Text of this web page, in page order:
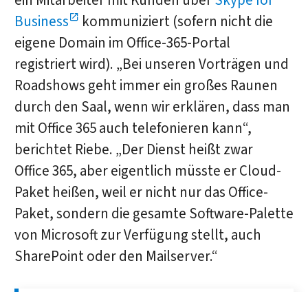
Business
kommuniziert (sofern nicht die
eigene Domain im Office-365-Portal
registriert wird). „Bei unseren Vorträgen und
Roadshows geht immer ein großes Raunen
durch den Saal, wenn wir erklären, dass man
mit Office 365 auch telefonieren kann“,
berichtet Riebe. „Der Dienst heißt zwar
Office 365, aber eigentlich müsste er Cloud-
Paket heißen, weil er nicht nur das Office-
Paket, sondern die gesamte Software-Palette
von Microsoft zur Verfügung stellt, auch
SharePoint oder den Mailserver.“